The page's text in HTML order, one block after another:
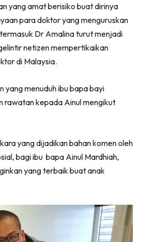
yang amat berisiko buat dirinya
para doktor yang menguruskan
Dr Amalina turut menjadi
netizen mempertikaikan
di Malaysia.
yang menuduh ibu bapa bayi
rawatan kepada Ainul mengikut
yang dijadikan bahan komen oleh
bagi ibu bapa Ainul Mardhiah,
yang terbaik buat anak